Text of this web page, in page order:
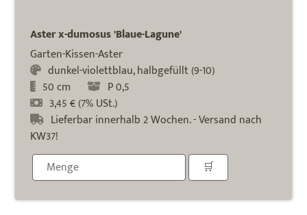
Aster x-dumosus 'Blaue-Lagune'
Garten-Kissen-Aster
dunkel-violettblau, halbgefüllt (9-10)
50 cm
P 0,5
3,45 € (7% USt.)
Lieferbar innerhalb 2 Wochen. - Versand nach
KW37!